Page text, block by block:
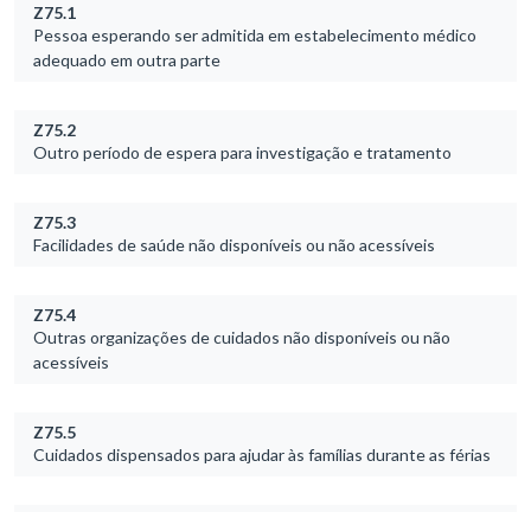
Z75.1
Pessoa esperando ser admitida em estabelecimento médico
adequado em outra parte
Z75.2
Outro período de espera para investigação e tratamento
Z75.3
Facilidades de saúde não disponíveis ou não acessíveis
Z75.4
Outras organizações de cuidados não disponíveis ou não
acessíveis
Z75.5
Cuidados dispensados para ajudar às famílias durante as férias